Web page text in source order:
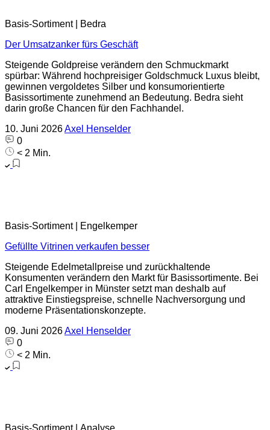
Basis-Sortiment | Bedra
Der Umsatzanker fürs Geschäft
Steigende Goldpreise verändern den Schmuckmarkt
spürbar: Während hochpreisiger Goldschmuck Luxus bleibt,
gewinnen vergoldetes Silber und konsumorientierte
Basissortimente zunehmend an Bedeutung. Bedra sieht
darin große Chancen für den Fachhandel.
10. Juni 2026Axel Henselder
0
< 2 Min.
Basis-Sortiment | Engelkemper
Gefüllte Vitrinen verkaufen besser
Steigende Edelmetallpreise und zurückhaltende
Konsumenten verändern den Markt für Basissortimente. Bei
Carl Engelkemper in Münster setzt man deshalb auf
attraktive Einstiegspreise, schnelle Nachversorgung und
moderne Präsentationskonzepte.
09. Juni 2026Axel Henselder
0
< 2 Min.
Basis-Sortiment | Analyse